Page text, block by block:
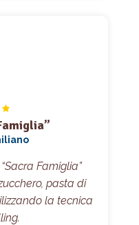
Famiglia”
pasta di
la tecnica